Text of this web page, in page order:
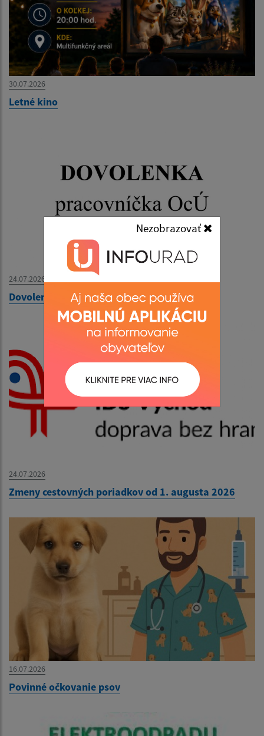
Nezobrazovať
30.07.2026
Letné kino
24.07.2026
Dovolenka - pracovníčka OcÚ
24.07.2026
Zmeny cestovných poriadkov od 1. augusta 2026
16.07.2026
Povinné očkovanie psov